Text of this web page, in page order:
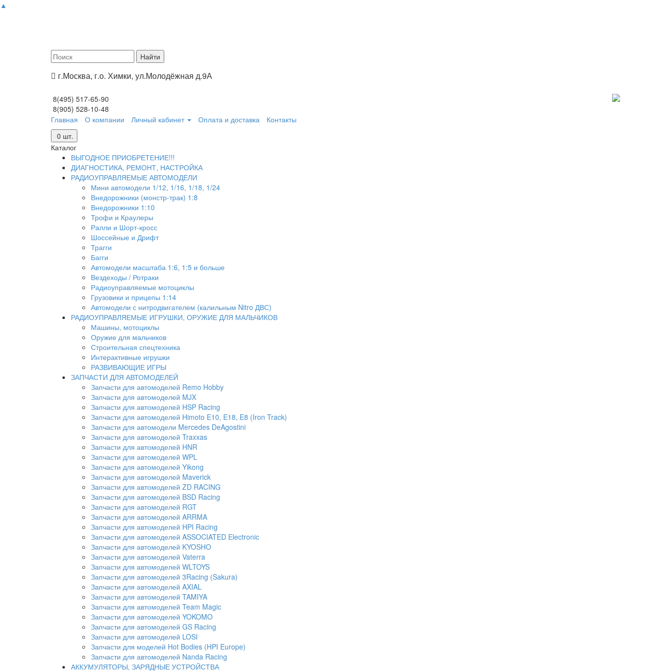
▲
г.Москва, г.о. Химки, ул.Молодёжная д.9А
8(495) 517-65-90
8(905) 528-10-48
Главная
О компании Личный кабинет Оплата и доставка
Контакты
0 шт.
Каталог
ВЫГОДНОЕ ПРИОБРЕТЕНИЕ!!!
ДИАГНОСТИКА, РЕМОНТ, НАСТРОЙКА
РАДИОУПРАВЛЯЕМЫЕ АВТОМОДЕЛИ
Мини автомодели 1/12, 1/16, 1/18, 1/24
Внедорожники (монстр-трак) 1:8
Внедорожники 1:10
Трофи и Краулеры
Ралли и Шорт-кросс
Шоссейные и Дрифт
Трагги
Багги
Автомодели масштаба 1:6, 1:5 и больше
Вездеходы / Ротраки
Радиоуправляемые мотоциклы
Грузовики и прицепы 1:14
Автомодели с нитродвигателем (калильным Nitro ДВС)
РАДИОУПРАВЛЯЕМЫЕ ИГРУШКИ, ОРУЖИЕ ДЛЯ МАЛЬЧИКОВ
Машины, мотоциклы
Оружие для мальчиков
Строительная спецтехника
Интерактивные игрушки
РАЗВИВАЮЩИЕ ИГРЫ
ЗАПЧАСТИ ДЛЯ АВТОМОДЕЛЕЙ
Запчасти для автомоделей Remo Hobby
Запчасти для автомоделей MJX
Запчасти для автомоделей HSP Racing
Запчасти для автомоделей Himoto E10, E18, E8 (Iron Track)
Запчасти для автомодели Mercedes DeAgostini
Запчасти для автомоделей Traxxas
Запчасти для автомоделей HNR
Запчасти для автомоделей WPL
Запчасти для автомоделей Yikong
Запчасти для автомоделей Maverick
Запчасти для автомоделей ZD RACING
Запчасти для автомоделей BSD Racing
Запчасти для автомоделей RGT
Запчасти для автомоделей ARRMA
Запчасти для автомоделей HPI Racing
Запчасти для автомоделей ASSOCIATED Electronic
Запчасти для автомоделей KYOSHO
Запчасти для автомоделей Vaterra
Запчасти для автомоделей WLTOYS
Запчасти для автомоделей 3Racing (Sakura)
Запчасти для автомоделей AXIAL
Запчасти для автомоделей TAMIYA
Запчасти для автомоделей Team Magic
Запчасти для автомоделей YOKOMO
Запчасти для автомоделей GS Racing
Запчасти для автомоделей LOSI
Запчасти для моделей Hot Bodies (HPI Europe)
Запчасти для автомоделей Nanda Racing
АККУМУЛЯТОРЫ, ЗАРЯДНЫЕ УСТРОЙСТВА